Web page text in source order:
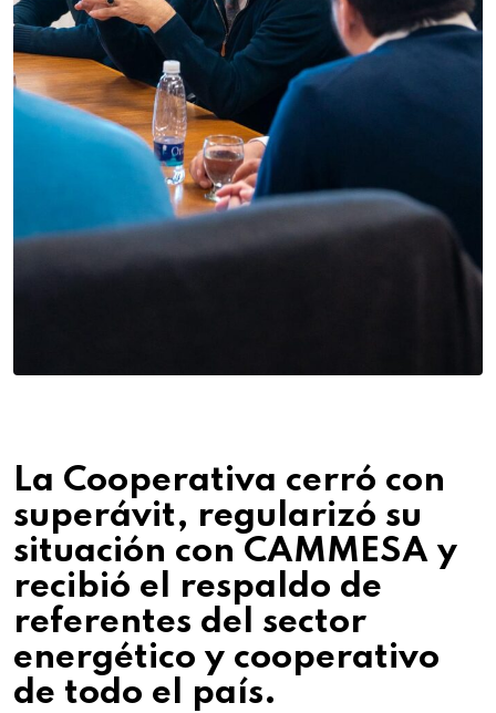
La Cooperativa cerró con
superávit, regularizó su
situación con CAMMESA y
recibió el respaldo de
referentes del sector
energético y cooperativo
de todo el país.